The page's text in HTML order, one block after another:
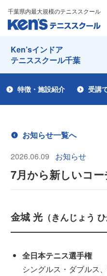
千葉県内最大規模のテニススクール
Ken’sインドア
テニススクール千葉
特徴・施設紹介 受講
お知らせ一覧へ
2026.06.09
お知らせ
7月から新しいコ
金城 光 （きんじょう ひ
全日本テニス選手権
シングルス・ダブルス